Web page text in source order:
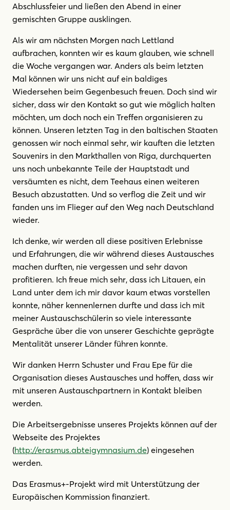
Abschlussfeier und ließen den Abend in einer
gemischten Gruppe ausklingen.
Als wir am nächsten Morgen nach Lettland
aufbrachen, konnten wir es kaum glauben, wie schnell
die Woche vergangen war. Anders als beim letzten
Mal können wir uns nicht auf ein baldiges
Wiedersehen beim Gegenbesuch freuen. Doch sind wir
sicher, dass wir den Kontakt so gut wie möglich halten
möchten, um doch noch ein Treffen organisieren zu
können. Unseren letzten Tag in den baltischen Staaten
genossen wir noch einmal sehr, wir kauften die letzten
Souvenirs in den Markthallen von Riga, durchquerten
uns noch unbekannte Teile der Hauptstadt und
versäumten es nicht, dem Teehaus einen weiteren
Besuch abzustatten. Und so verflog die Zeit und wir
fanden uns im Flieger auf den Weg nach Deutschland
wieder.
Ich denke, wir werden all diese positiven Erlebnisse
und Erfahrungen, die wir während dieses Austausches
machen durften, nie vergessen und sehr davon
profitieren. Ich freue mich sehr, dass ich Litauen, ein
Land unter dem ich mir davor kaum etwas vorstellen
konnte, näher kennenlernen durfte und dass ich mit
meiner Austauschschülerin so viele interessante
Gespräche über die von unserer Geschichte geprägte
Mentalität unserer Länder führen konnte.
Wir danken Herrn Schuster und Frau Epe für die
Organisation dieses Austausches und hoffen, dass wir
mit unseren Austauschpartnern in Kontakt bleiben
werden.
Die Arbeitsergebnisse unseres Projekts können auf der
Webseite des Projektes
(http://erasmus.abteigymnasium.de) eingesehen
werden.
Das Erasmus+-Projekt wird mit Unterstützung der
Europäischen Kommission finanziert.